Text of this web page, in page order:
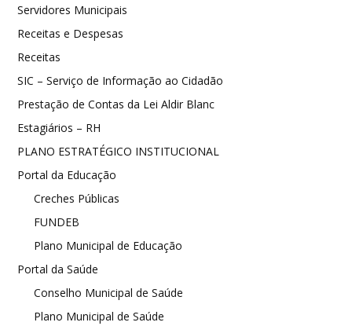
Servidores Municipais
Receitas e Despesas
Receitas
SIC – Serviço de Informação ao Cidadão
Prestação de Contas da Lei Aldir Blanc
Estagiários – RH
PLANO ESTRATÉGICO INSTITUCIONAL
Portal da Educação
Creches Públicas
FUNDEB
Plano Municipal de Educação
Portal da Saúde
Conselho Municipal de Saúde
Plano Municipal de Saúde